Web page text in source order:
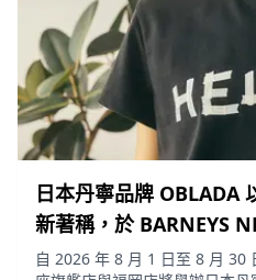
日本丹寧品牌 OBLADA
新著稱，於 BARNEYS
店舉辦快閃活動
自 2026 年 8 月 1 日至 8 月 30